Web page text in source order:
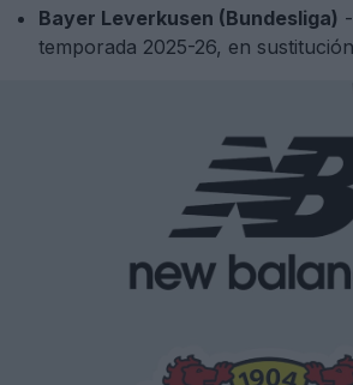
Bayer Leverkusen (Bundesliga)
temporada 2025-26, en